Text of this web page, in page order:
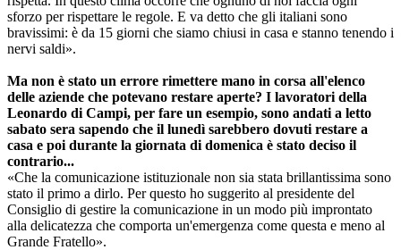
sforzo per rispettare le regole. E va detto che gli italiani sono
bravissimi: è da 15 giorni che siamo chiusi in casa e stanno tenendo i
nervi saldi».
Ma non è stato un errore rimettere mano in corsa all'elenco
delle aziende che potevano restare aperte? I lavoratori della
Leonardo di Campi, per fare un esempio, sono andati a letto
sabato sera sapendo che il lunedì sarebbero dovuti restare a
casa e poi durante la giornata di domenica è stato deciso il
contrario...
«Che la comunicazione istituzionale non sia stata brillantissima sono
stato il primo a dirlo. Per questo ho suggerito al presidente del
Consiglio di gestire la comunicazione in un modo più improntato
alla delicatezza che comporta un'emergenza come questa e meno al
Grande Fratello».